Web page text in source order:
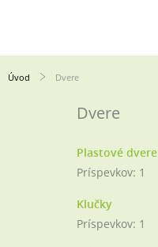
Úvod Dvere
Dvere
Plastové dvere
Príspevkov: 1
Klučky
Príspevkov: 1